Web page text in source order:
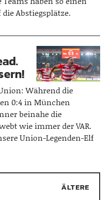
Abstiegsplätze.
Während die
0:4 in München
beinahe die
wie immer der VAR.
Union-Legenden-Elf
ÄLTERE